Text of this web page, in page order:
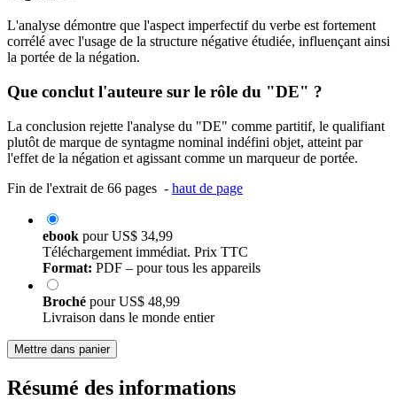
L'analyse démontre que l'aspect imperfectif du verbe est fortement
corrélé avec l'usage de la structure négative étudiée, influençant ainsi
la portée de la négation.
Que conclut l'auteure sur le rôle du "DE" ?
La conclusion rejette l'analyse du "DE" comme partitif, le qualifiant
plutôt de marque de syntagme nominal indéfini objet, atteint par
l'effet de la négation et agissant comme un marqueur de portée.
Fin de l'extrait de 66 pages - haut de page
ebook pourUS$ 34,99
Téléchargement immédiat. Prix TTC
Format: PDF – pour tous les appareils
Broché pourUS$ 48,99
Livraison dans le monde entier
Mettre dans panier
Résumé des informations